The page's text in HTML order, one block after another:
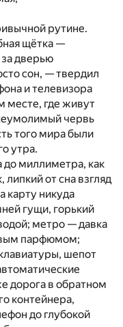
рутине.
щётка —
дверью
сон, — твердил
и телевизора
месте, где живут
червь
того мира были
утра.
миллиметра, как
от сна взгляд
карту никуда
гущи, горький
метро — давка
парфюмом;
шепот
дорога в обратном
контейнера,
до глубокой